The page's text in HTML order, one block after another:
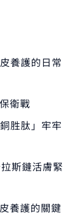
養護的日常
衛戰
胜肽」牢牢
斯鏈活膚緊
養護的關鍵